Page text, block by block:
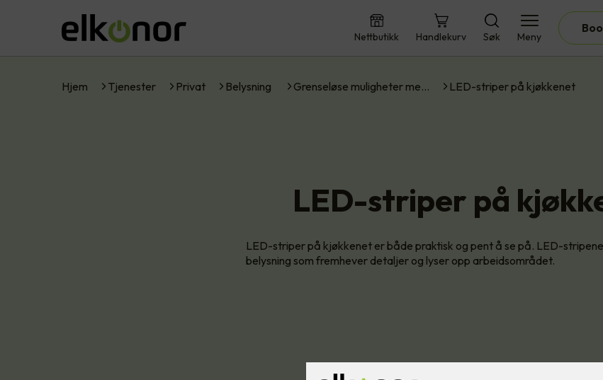
Nettbutikk Handlekurv Søk Meny
Hjem Tjenester Privat Belysning Grenseløse muligheter me… LED-striper på kjøkkenet
LED-striper på
LED-striper på kjøkkenet er både praktisk og pent å se på. LED-
belysning som fremhever detaljer og lyser opp arbeidsområdet.